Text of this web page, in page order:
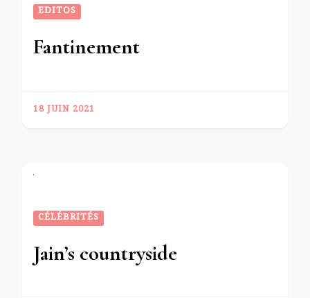
EDITOS
Fantinement
18 JUIN 2021
CÉLÉBRITÉS
Jain’s countryside